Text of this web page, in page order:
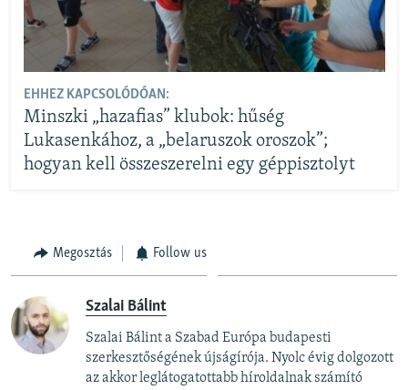
EHHEZ KAPCSOLÓDÓAN:
Minszki „hazafias” klubok: hűség
Lukasenkához, a „belaruszok oroszok”;
hogyan kell összeszerelni egy géppisztolyt
Megosztás Follow us
Szalai Bálint
Szalai Bálint a Szabad Európa budapesti
szerkesztőségének újságírója. Nyolc évig dolgozott
az akkor leglátogatottabb híroldalnak számító